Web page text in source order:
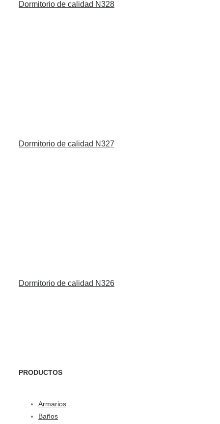
Dormitorio de calidad N328
Dormitorio de calidad N327
Dormitorio de calidad N326
PRODUCTOS
Armarios
Baños